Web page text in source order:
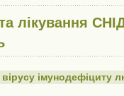
лікування
вірусу імунодефіциту